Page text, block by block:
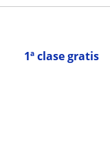
1ª clase gratis